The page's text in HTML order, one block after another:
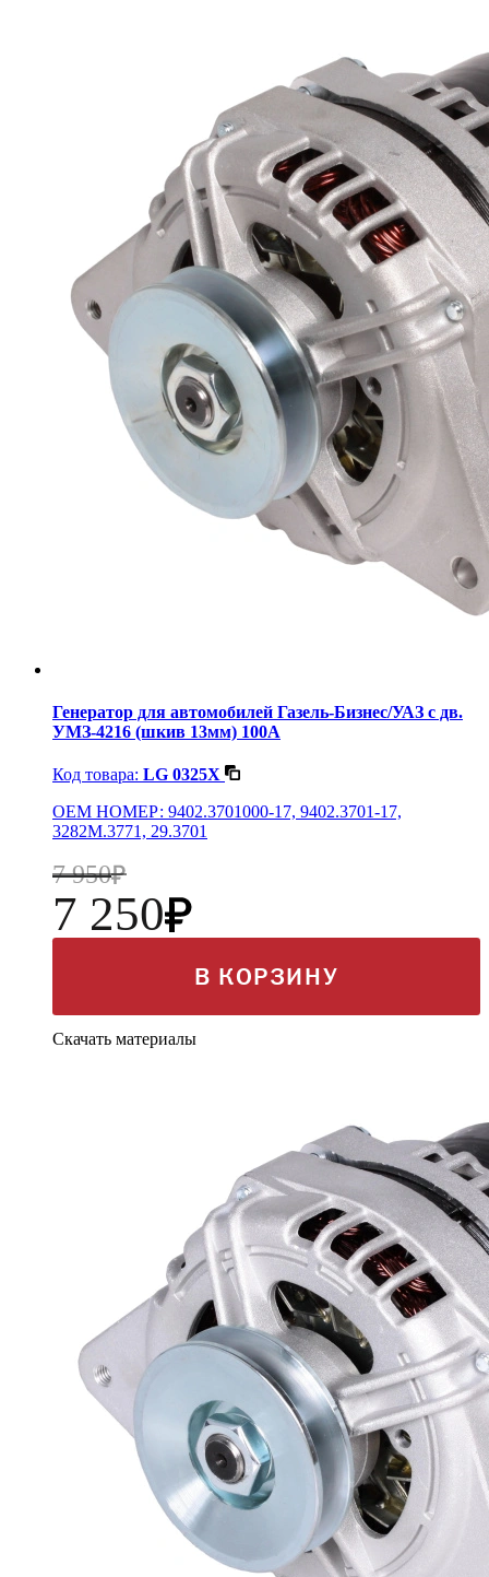
Генератор для автомобилей Газель-Бизнес/УАЗ с дв.
УМЗ-4216 (шкив 13мм) 100A
Код товара: LG 0325X
OEM НОМЕР: 9402.3701000-17, 9402.3701-17,
3282М.3771, 29.3701
7 950
7 250
В КОРЗИНУ
Скачать материалы